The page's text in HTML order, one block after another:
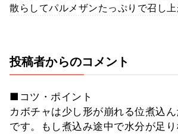
散らしてパルメザンたっぷりで召し
投稿者からのコメント
■コツ・ポイント
カボチャは少し形が崩れる位煮込
です。もし煮込み途中で水分が足